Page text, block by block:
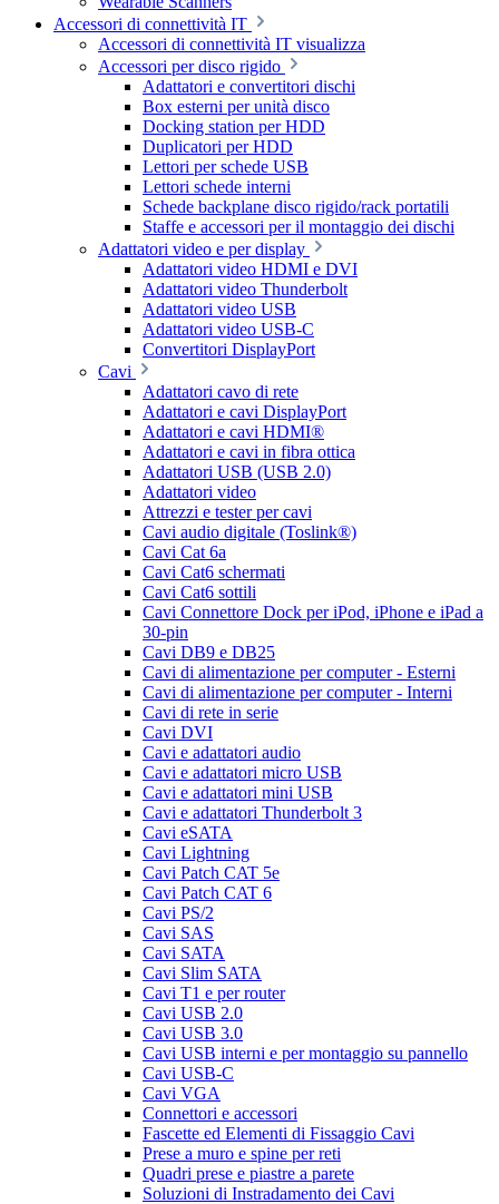
Accessori di connettività IT
Accessori di connettività IT visualizza
Accessori per disco rigido
Adattatori e convertitori dischi
Box esterni per unità disco
Docking station per HDD
Duplicatori per HDD
Lettori per schede USB
Lettori schede interni
Schede backplane disco rigido/rack portatili
Staffe e accessori per il montaggio dei dischi
Adattatori video e per display
Adattatori video HDMI e DVI
Adattatori video Thunderbolt
Adattatori video USB
Adattatori video USB-C
Convertitori DisplayPort
Cavi
Adattatori cavo di rete
Adattatori e cavi DisplayPort
Adattatori e cavi HDMI®
Adattatori e cavi in fibra ottica
Adattatori USB (USB 2.0)
Adattatori video
Attrezzi e tester per cavi
Cavi audio digitale (Toslink®)
Cavi Cat 6a
Cavi Cat6 schermati
Cavi Cat6 sottili
Cavi Connettore Dock per iPod, iPhone e iPad a
30-pin
Cavi DB9 e DB25
Cavi di alimentazione per computer - Esterni
Cavi di alimentazione per computer - Interni
Cavi di rete in serie
Cavi DVI
Cavi e adattatori audio
Cavi e adattatori micro USB
Cavi e adattatori mini USB
Cavi e adattatori Thunderbolt 3
Cavi eSATA
Cavi Lightning
Cavi Patch CAT 5e
Cavi Patch CAT 6
Cavi PS/2
Cavi SAS
Cavi SATA
Cavi Slim SATA
Cavi T1 e per router
Cavi USB 2.0
Cavi USB 3.0
Cavi USB interni e per montaggio su pannello
Cavi USB-C
Cavi VGA
Connettori e accessori
Fascette ed Elementi di Fissaggio Cavi
Prese a muro e spine per reti
Quadri prese e piastre a parete
Soluzioni di Instradamento dei Cavi